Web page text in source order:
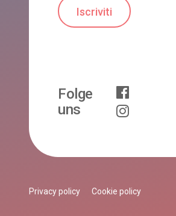
Folge
uns
Privacy policy Cookie policy